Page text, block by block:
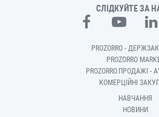
СЛІДКУЙТЕ ЗА
PROZORRO -
PROZORRO
PROZORRO.ПРОДАЖІ -
КОМЕРЦІЙНІ
НАВЧАННЯ
НОВИНИ